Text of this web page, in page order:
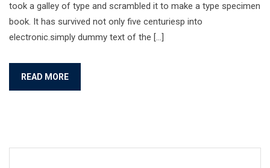
took a galley of type and scrambled it to make a type specimen
book. It has survived not only five centuriesp into
electronic.simply dummy text of the […]
READ MORE